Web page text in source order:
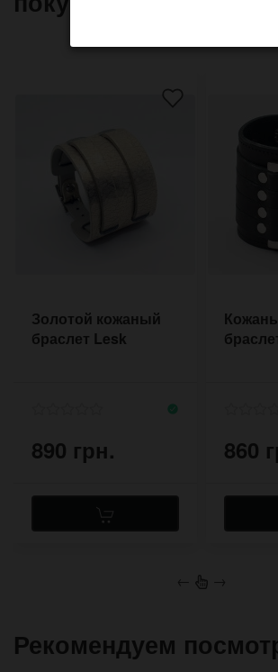
Золотой кожаный
браслет Lesk
890 грн. 860
← →
Рекомендуем